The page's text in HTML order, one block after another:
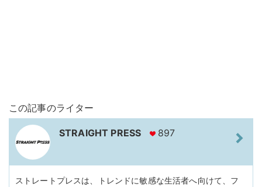
この記事のライター
STRAIGHT PRESS 897
ストレートプレスは、トレンドに敏感な生活者へ向けて、フ